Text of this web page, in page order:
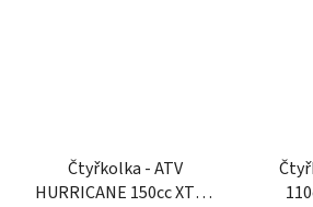
Čtyřkolka - ATV
HURRICANE 150cc XTR -